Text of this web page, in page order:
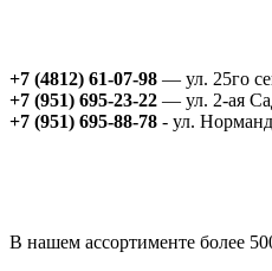
+7 (4812) 61-07-98 — ул. 25го
+7 (951) 695-23-22 — ул. 2-ая
+7 (951) 695-88-78 - ул.
В нашем ассортименте более